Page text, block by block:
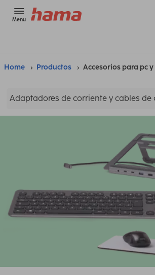
Menu
Home Productos Accesorios para pc
Adaptadores de corriente y cables